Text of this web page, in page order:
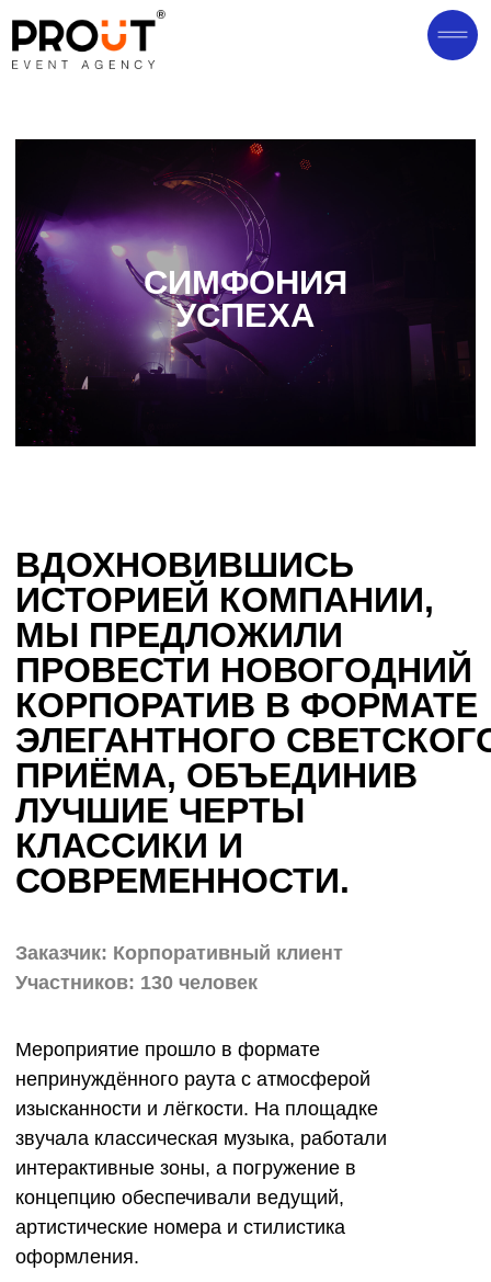
СИМФОНИЯ
УСПЕХА
ВДОХНОВИВШИСЬ
ИСТОРИЕЙ КОМПАНИИ,
МЫ ПРЕДЛОЖИЛИ
ПРИЁМА, ОБЪЕДИНИВ
ЛУЧШИЕ ЧЕРТЫ
КЛАССИКИ И
СОВРЕМЕННОСТИ.
Заказчик: Корпоративный клиент
Участников: 130 человек
Мероприятие прошло в формате
непринуждённого раута с атмосферой
изысканности и лёгкости. На площадке
звучала классическая музыка, работали
интерактивные зоны, а погружение в
концепцию обеспечивали ведущий,
артистические номера и стилистика
оформления.
атмосферно — именно так компания
встретила Новый год.